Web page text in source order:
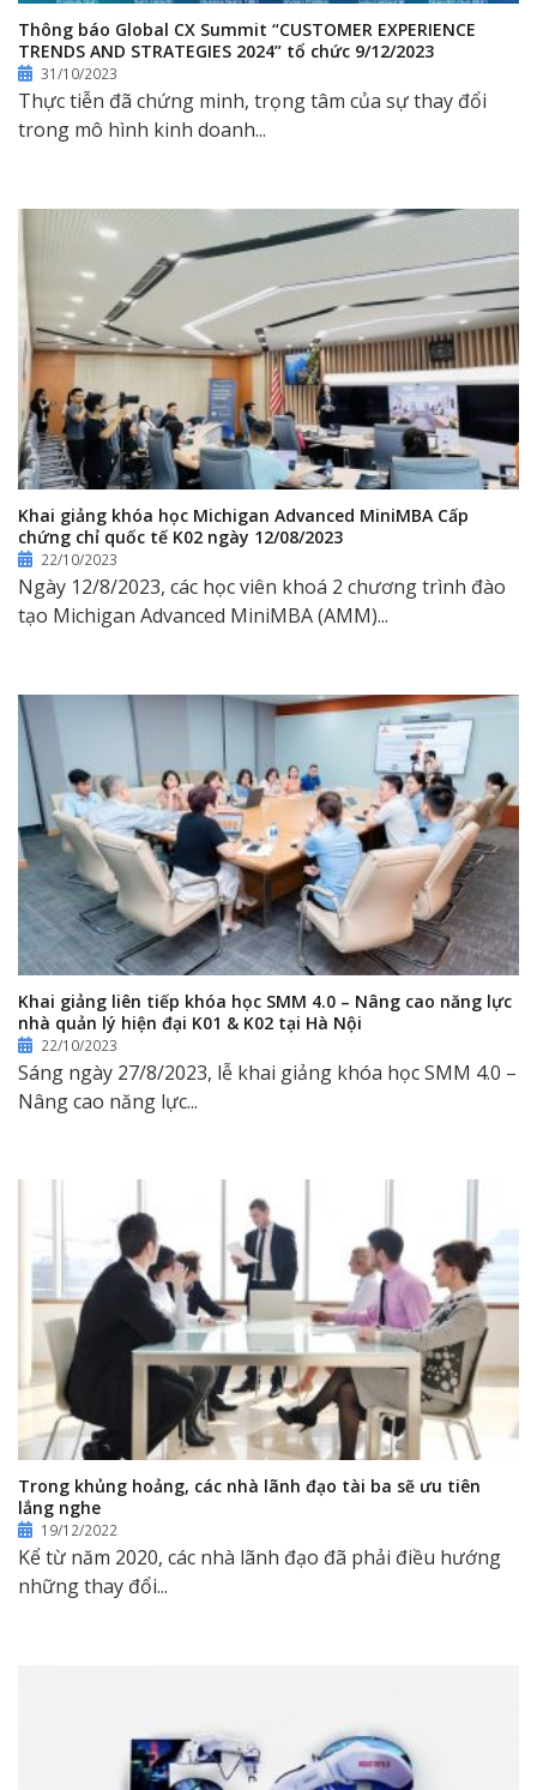
Thông báo Global CX Summit “CUSTOMER EXPERIENCE
TRENDS AND STRATEGIES 2024” tổ chức 9/12/2023
31/10/2023
Thực tiễn đã chứng minh, trọng tâm của sự thay đổi
trong mô hình kinh doanh...
Khai giảng khóa học Michigan Advanced MiniMBA Cấp
chứng chỉ quốc tế K02 ngày 12/08/2023
22/10/2023
Ngày 12/8/2023, các học viên khoá 2 chương trình đào
tạo Michigan Advanced MiniMBA (AMM)...
Khai giảng liên tiếp khóa học SMM 4.0 – Nâng cao năng lực
nhà quản lý hiện đại K01 & K02 tại Hà Nội
22/10/2023
Sáng ngày 27/8/2023, lễ khai giảng khóa học SMM 4.0 –
Nâng cao năng lực...
Trong khủng hoảng, các nhà lãnh đạo tài ba sẽ ưu tiên
lắng nghe
19/12/2022
Kể từ năm 2020, các nhà lãnh đạo đã phải điều hướng
những thay đổi...